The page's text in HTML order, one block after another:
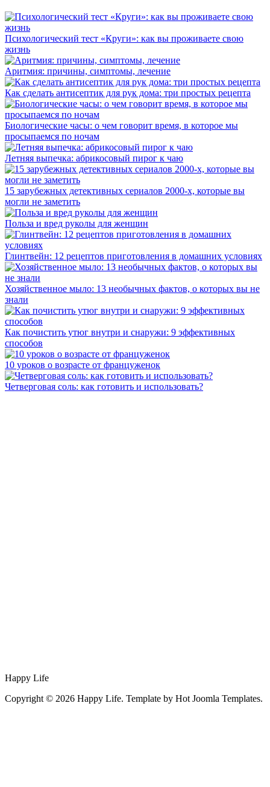
Психологический тест «Круги»: как вы проживаете свою
жизнь
Аритмия: причины, симптомы, лечение
Как сделать антисептик для рук дома: три простых рецепта
Биологические часы: о чем говорит время, в которое мы
просыпаемся по ночам
Летняя выпечка: абрикосовый пирог к чаю
15 зарубежных детективных сериалов 2000-х, которые вы
могли не заметить
Польза и вред руколы для женщин
Глинтвейн: 12 рецептов приготовления в домашних условиях
Хозяйственное мыло: 13 необычных фактов, о которых вы не
знали
Как почистить утюг внутри и снаружи: 9 эффективных
способов
10 уроков о возрасте от француженок
Четверговая соль: как готовить и использовать?
Happy Life
Copyright © 2026 Happy Life. Template by Hot Joomla Templates.